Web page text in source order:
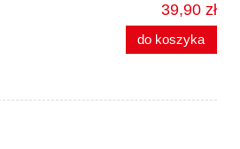
39,90 zł
do koszyka